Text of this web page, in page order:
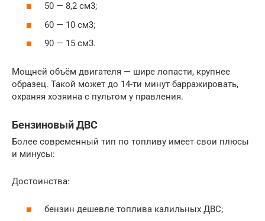
50 — 8,2 см3;
60 — 10 см3;
90 — 15 см3.
Мощней объём двигателя — шире лопасти, крупнее
образец. Такой может до 14-ти минут барражировать,
охраняя хозяина с пультом у правления.
Бензиновый ДВС
Более современный тип по топливу имеет свои плюсы
и минусы:
Достоинства:
бензин дешевле топлива калильных ДВС;